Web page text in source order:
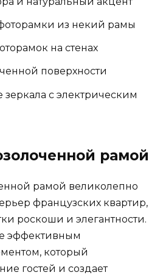
из некий рамы
на стенах
поверхности
зеркала с электрическим
рамой
рамой великолепно
французских квартир,
роскоши и элегантности.
эффективным
который
гостей и создает